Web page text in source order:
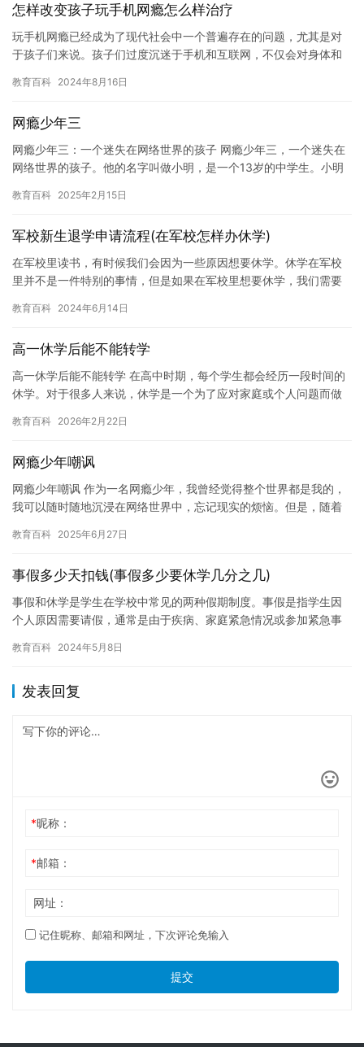
怎样改变孩子玩手机网瘾怎么样治疗
玩手机网瘾已经成为了现代社会中一个普遍存在的问题，尤其是对
于孩子们来说。孩子们过度沉迷于手机和互联网，不仅会对身体和
此，如何…
教育百科 2024年8月16日
网瘾少年三
网瘾少年三：一个迷失在网络世界的孩子 网瘾少年三，一个迷失在
网络世界的孩子。他的名字叫做小明，是一个13岁的中学生。小明
的…
教育百科 2025年2月15日
军校新生退学申请流程(在军校怎样办休学)
在军校里读书，有时候我们会因为一些原因想要休学。休学在军校
里并不是一件特别的事情，但是如果在军校里想要休学，我们需要
手续。…
教育百科 2024年6月14日
高一休学后能不能转学
高一休学后能不能转学 在高中时期，每个学生都会经历一段时间的
休学。对于很多人来说，休学是一个为了应对家庭或个人问题而做
生负…
教育百科 2026年2月22日
网瘾少年嘲讽
网瘾少年嘲讽 作为一名网瘾少年，我曾经觉得整个世界都是我的，
我可以随时随地沉浸在网络世界中，忘记现实的烦恼。但是，随着
开…
教育百科 2025年6月27日
事假多少天扣钱(事假多少要休学几分之几)
事假和休学是学生在学校中常见的两种假期制度。事假是指学生因
个人原因需要请假，通常是由于疾病、家庭紧急情况或参加紧急事
秀需要…
教育百科 2024年5月8日
发表回复
*昵称：
*邮箱：
网址：
记住昵称、邮箱和网址，下次评论免输入
提交